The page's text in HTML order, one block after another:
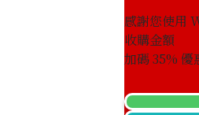
diamond
HKD
感謝您使用
收購金額
加碼35% 優